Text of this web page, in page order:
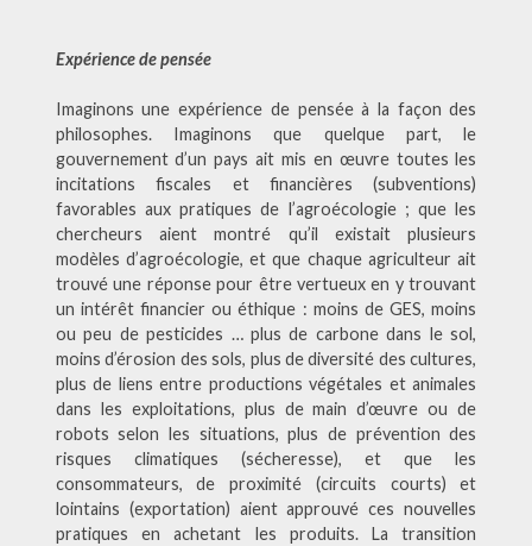
Expérience de pensée
Imaginons une expérience de pensée à la façon des
philosophes. Imaginons que quelque part, le
gouvernement d’un pays ait mis en œuvre toutes les
incitations fiscales et financières (subventions)
favorables aux pratiques de l’agroécologie ; que les
chercheurs aient montré qu’il existait plusieurs
modèles d’agroécologie, et que chaque agriculteur ait
trouvé une réponse pour être vertueux en y trouvant
un intérêt financier ou éthique : moins de GES, moins
ou peu de pesticides … plus de carbone dans le sol,
moins d’érosion des sols, plus de diversité des cultures,
plus de liens entre productions végétales et animales
dans les exploitations, plus de main d’œuvre ou de
robots selon les situations, plus de prévention des
risques climatiques (sécheresse), et que les
consommateurs, de proximité (circuits courts) et
lointains (exportation) aient approuvé ces nouvelles
pratiques en achetant les produits. La transition